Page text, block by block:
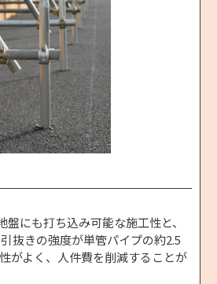
にも打ち込み可能な施工性と、
抜きの強度が単管パイプの約2.5
がよく、人件費を削減することが